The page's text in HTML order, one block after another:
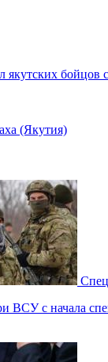
якутских бойцов
(Якутия)
ВСУ с начала